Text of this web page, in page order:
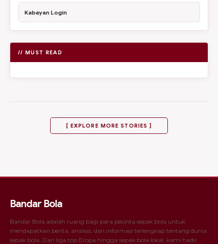
Kabayan Login
// MUST READ
[ EXPLORE MORE STORIES ]
Bandar Bola
Bandar Bola adalah ruang bagi para pecinta sepak bola untuk
mendapatkan berita, analisis, dan informasi terlengkap tentang dunia
sepak bola. Dari liga top Eropa hingga sepak bola lokal, kami hadir